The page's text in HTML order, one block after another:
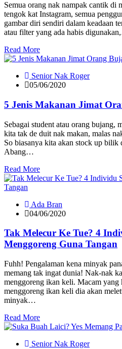
Semua orang nak nampak cantik di
tengok kat Instagram, semua
gambar diri sendiri dalam keadaan
atau filter yang ada habis
Read More
Senior Nak Roger
05/06/2020
5 Jenis Makanan Jimat
Sebagai student atau orang bujang,
kita tak de duit nak makan, malas
So biasanya kita akan stock up bilik
Abang…
Read More
Ada Bran
04/06/2020
Tak Melecur Ke Tue? 4
Menggoreng Guna Tangan
Fuhh! Pengalaman kena minyak
memang tak ingat dunia! Nak-nak
menggoreng ikan keli. Macam yang
menggoreng ikan keli dia akan
minyak…
Read More
Senior Nak Roger